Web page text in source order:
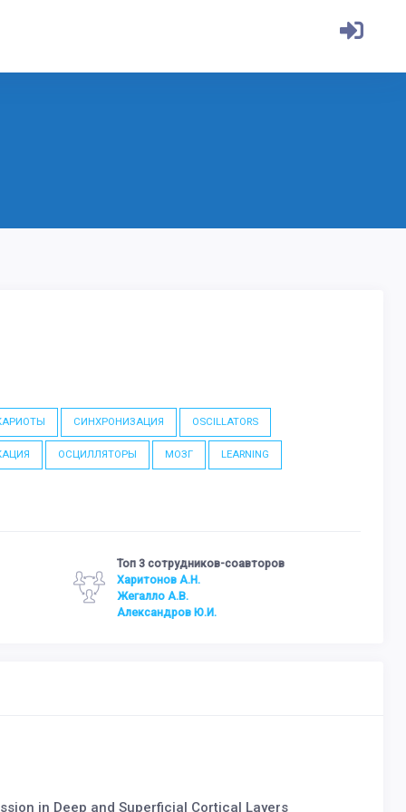
СИНХРОНИЗАЦИЯ OSCILLATORS
ОСЦИЛЛЯТОРЫ МОЗГ LEARNING
Топ 3 сотрудников-соавторов
Харитонов А.Н.
Жегалло А.В.
Александров Ю.И.
in Deep and Superficial Cortical Layers